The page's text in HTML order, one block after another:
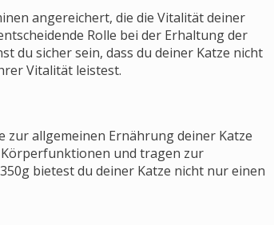
angereichert, die die Vitalität deiner
Rolle bei der Erhaltung der
du sicher sein, dass du deiner Katze nicht
Vitalität leistest.
zur allgemeinen Ernährung deiner Katze
und tragen zur
bietest du deiner Katze nicht nur einen